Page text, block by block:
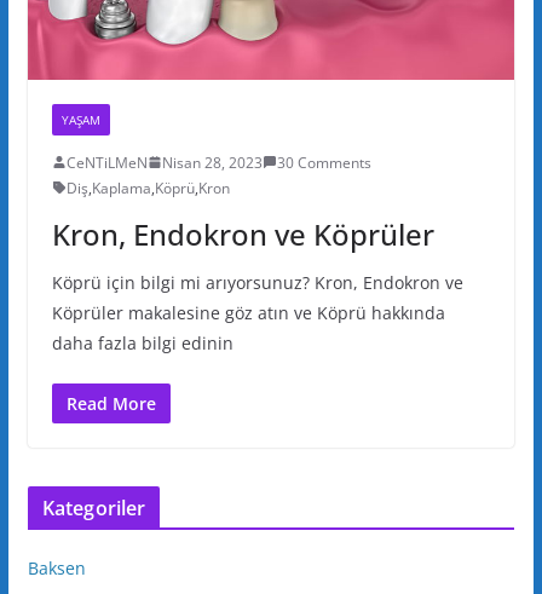
YAŞAM
CeNTiLMeN Nisan 28, 2023
30 Comments
Diş,Kaplama,Köprü,Kron
Kron, Endokron ve Köprüler
Köprü için bilgi mi arıyorsunuz? Kron, Endokron ve
Köprüler makalesine göz atın ve Köprü hakkında
daha fazla bilgi edinin
Read More
Kategoriler
Baksen